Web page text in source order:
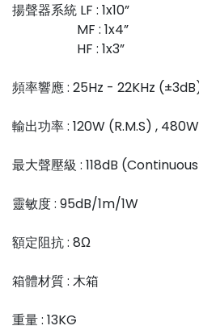
揚聲器系統 LF : 1x10”
MF : 1x4”
HF : 1x3”
頻率響應 : 25Hz - 22KHz
輸出功率 : 120W (R.M.S) ,
最大聲壓級 : 118dB
靈敏度 : 95dB/1m/1W
額定阻抗 : 8Ω
箱體材質 : 木箱
重量 : 13KG